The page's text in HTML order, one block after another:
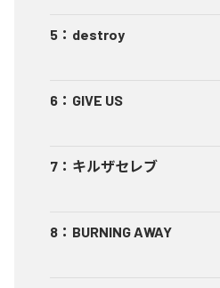
5 ： destroy
6 ： GIVE US
7 ： キルザセレブ
8 ： BURNING AWAY